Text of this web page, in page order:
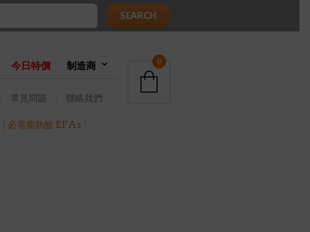
SEARCH
今日特價 制造商
常見問題 聯絡我們
0
必需脂肪酸 EFAs